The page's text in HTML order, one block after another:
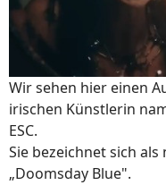
Wir sehen hier einen
irischen Künstlerin
ESC.
Sie bezeichnet sich
„Doomsday Blue".